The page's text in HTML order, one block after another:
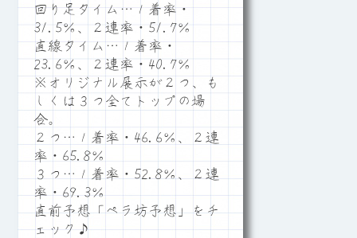
回り足タイム…１着率・
31.5％、２連率・51.7％
直線タイム…１着率・
23.6％、２連率・40.7％
※オリジナル展示が２つ、も
しくは３つ全てトップの場
合。
２つ…１着率・46.6％、２連
率・65.8％
３つ…１着率・52.8％、２連
率・69.3％
直前予想「ペラ坊予想」をチ
ェック♪